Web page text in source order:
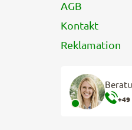
AGB
Kontakt
Reklamation
+49